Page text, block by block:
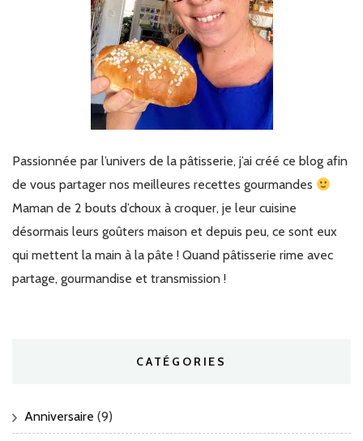
Passionnée par l’univers de la pâtisserie, j’ai créé ce blog afin
de vous partager nos meilleures recettes gourmandes
Maman de 2 bouts d’choux à croquer, je leur cuisine
désormais leurs goûters maison et depuis peu, ce sont eux
qui mettent la main à la pâte ! Quand pâtisserie rime avec
partage, gourmandise et transmission !
CATÉGORIES
Anniversaire (9)